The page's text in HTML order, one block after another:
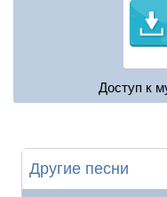
Доступ к
Другие песни